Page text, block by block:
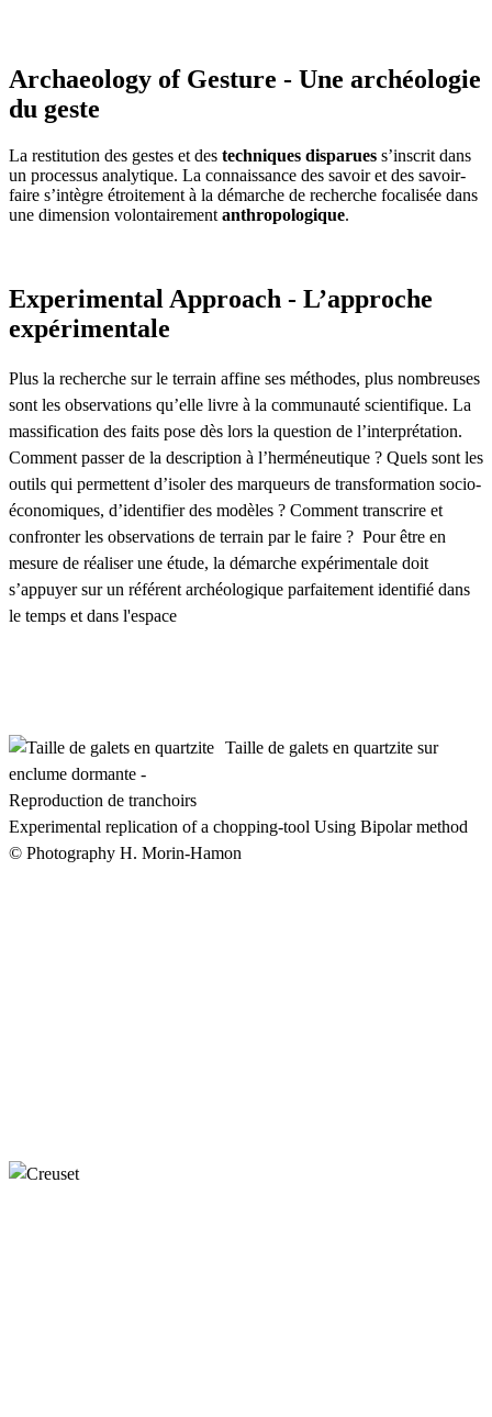
Archaeology of Gesture - Une archéologie
du geste
La restitution des gestes et des techniques disparues s’inscrit dans
un processus analytique. La connaissance des savoir et des savoir-
faire s’intègre étroitement à la démarche de recherche focalisée dans
une dimension volontairement anthropologique.
Experimental Approach - L’approche
expérimentale
Plus la recherche sur le terrain affine ses méthodes, plus nombreuses
sont les observations qu’elle livre à la communauté scientifique. La
massification des faits pose dès lors la question de l’interprétation.
Comment passer de la description à l’herméneutique ? Quels sont les
outils qui permettent d’isoler des marqueurs de transformation socio-
économiques, d’identifier des modèles ? Comment transcrire et
confronter les observations de terrain par le faire ? Pour être en
mesure de réaliser une étude, la démarche expérimentale doit
s’appuyer sur un référent archéologique parfaitement identifié dans
le temps et dans l'espace
Taille de galets en quartzite sur
enclume dormante -
Reproduction de tranchoirs
Experimental replication of a chopping-tool Using Bipolar method
© Photography H. Morin-Hamon